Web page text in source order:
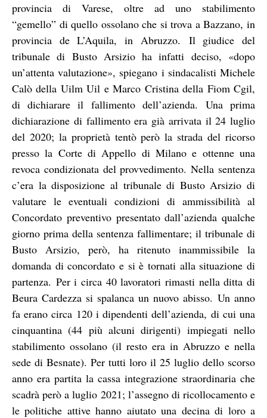
provincia di Varese, oltre ad uno stabilimento
“gemello” di quello ossolano che si trova a Bazzano, in
provincia de L’Aquila, in Abruzzo.
Il giudice del
tribunale di Busto Arsizio ha infatti deciso, «dopo
un’attenta valutazione», spiegano i sindacalisti Michele
Calò della Uilm Uil e Marco Cristina della Fiom Cgil,
di dichiarare il fallimento dell’azienda.
Una prima
dichiarazione di fallimento era già arrivata il 24 luglio
del 2020; la proprietà tentò però la strada del ricorso
presso la Corte di Appello di Milano e ottenne una
revoca condizionata del provvedimento. Nella sentenza
c’era la disposizione al tribunale di Busto Arsizio di
valutare le eventuali condizioni di ammissibilità al
Concordato preventivo presentato dall’azienda qualche
giorno prima della sentenza fallimentare; il tribunale di
Busto Arsizio, però, ha ritenuto inammissibile la
domanda di concordato e si è tornati alla situazione di
partenza. Per i circa 40 lavoratori rimasti nella ditta di
Beura Cardezza si spalanca un nuovo abisso. Un anno
fa erano circa 120 i dipendenti dell’azienda, di cui una
cinquantina (44 più alcuni dirigenti) impiegati nello
stabilimento ossolano (il resto era in Abruzzo e nella
sede di Besnate). Per tutti loro il 25 luglio dello scorso
anno era partita la cassa integrazione straordinaria che
scadrà però a luglio 2021; l’assegno di ricollocamento e
le politiche attive hanno aiutato una decina di loro a